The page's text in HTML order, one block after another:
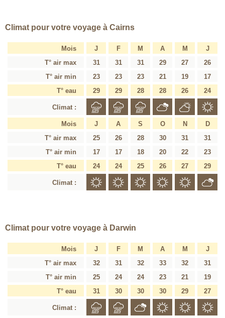
Climat pour votre voyage à Cairns
Mois J F M A M
J
T° air max
31 31 31 29 27
26
T° air min
23 23 23 21 19
17
T° eau
29 29 28 28 26 24
Climat :
Mois J A S O N
D
T° air max
25 26 28 30 31
31
T° air min
17 17 18 20 22
23
T° eau
24 24 25 26 27 29
Climat :
Climat pour votre voyage à Darwin
Mois J F M A M
J
T° air max
32 31 32 33 32
31
T° air min
25 24 24 23 21
19
T° eau
31 30 30 30 29 27
Climat :